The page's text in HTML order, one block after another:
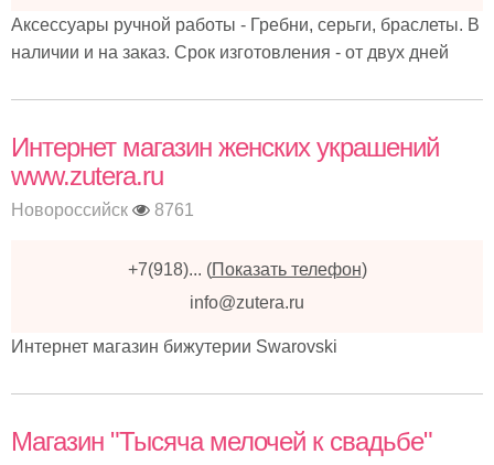
Аксессуары ручной работы - Гребни, серьги, браслеты. В
наличии и на заказ. Срок изготовления - от двух дней
Интернет магазин женских украшений
www.zutera.ru
Новороссийск 8761
+7(918)... (Показать телефон)
info@zutera.ru
Интернет магазин бижутерии Swarovski
Магазин "Тысяча мелочей к свадьбе"